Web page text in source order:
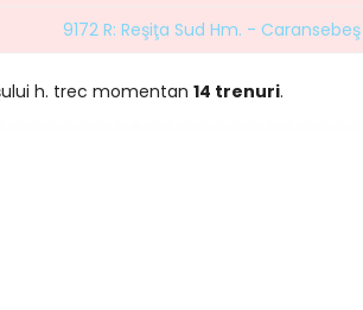
9172 R: Reşiţa Sud Hm. - Caransebeş
h. trec momentan 14 trenuri.